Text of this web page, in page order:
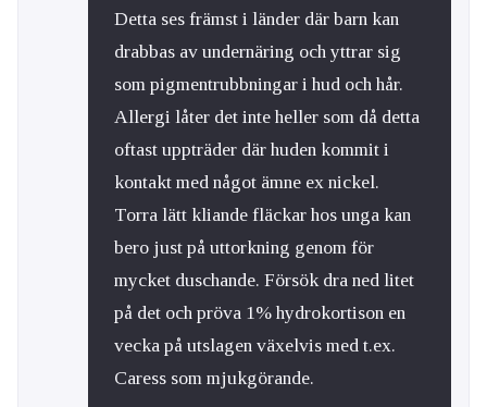
Detta ses främst i länder där barn kan
drabbas av undernäring och yttrar sig
som pigmentrubbningar i hud och hår.
Allergi låter det inte heller som då detta
oftast uppträder där huden kommit i
kontakt med något ämne ex nickel.
Torra lätt kliande fläckar hos unga kan
bero just på uttorkning genom för
mycket duschande. Försök dra ned litet
på det och pröva 1% hydrokortison en
vecka på utslagen växelvis med t.ex.
Caress som mjukgörande.